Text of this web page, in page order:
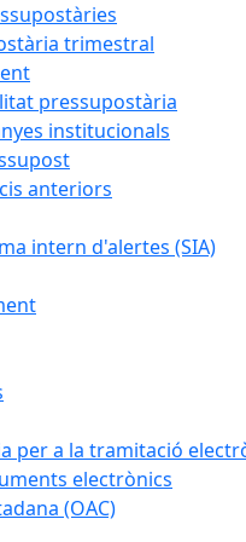
trimestral
pressupostària
institucionals
anteriors
intern d'alertes (SIA)
per a la tramitació
electrònics
(OAC)